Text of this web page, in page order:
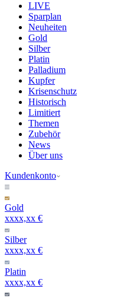
LIVE
Sparplan
Neuheiten
Gold
Silber
Platin
Palladium
Kupfer
Krisenschutz
Historisch
Limitiert
Themen
Zubehör
News
Über uns
Kundenkonto
Gold
xxxx,xx €
Silber
xxxx,xx €
Platin
xxxx,xx €